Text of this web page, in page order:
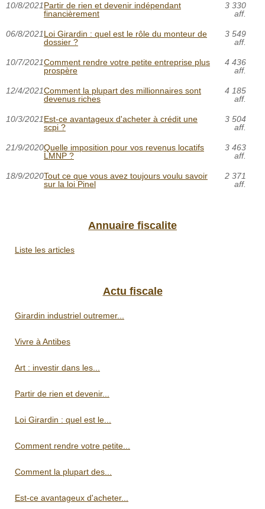
10/8/2021Partir de rien et devenir indépendant
financièrement
3 330
aff.
06/8/2021Loi Girardin : quel est le rôle du monteur de
dossier ?
3 549
aff.
10/7/2021Comment rendre votre petite entreprise plus
prospère
4 436
aff.
12/4/2021Comment la plupart des millionnaires sont
devenus riches
4 185
aff.
10/3/2021Est-ce avantageux d'acheter à crédit une
scpi ?
3 504
aff.
21/9/2020Quelle imposition pour vos revenus locatifs
LMNP ?
3 463
aff.
18/9/2020Tout ce que vous avez toujours voulu savoir
sur la loi Pinel
2 371
aff.
Annuaire fiscalite
Liste les articles
Actu fiscale
Girardin industriel outremer...
Vivre à Antibes
Art : investir dans les...
Partir de rien et devenir...
Loi Girardin : quel est le...
Comment rendre votre petite...
Comment la plupart des...
Est-ce avantageux d'acheter...